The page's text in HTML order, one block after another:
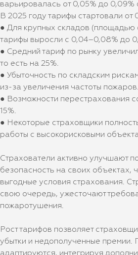
варьировалась от 0,05% до 0,09%
В 2025 году тарифы стартовали от
● Для крупных складов (площадью
тарифы выросли с 0,04–0,08% до
● Средний тариф по рынку
то есть на 25%.
● Убыточность по складским
из-за увеличения частоты пожаров.
● Возможности перестрахования
15%.
● Некоторые страховщики
работы с высокорисковыми
Страхователи активно улучшают
безопасность на своих объектах,
выгодные условия страхования.
свою очередь, ужесточают
пожаротушения.
Рост тарифов позволяет
убытки и недополученные премии.